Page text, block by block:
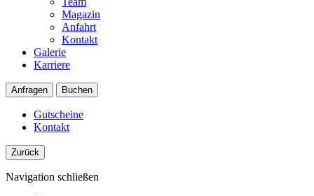
Magazin
Anfahrt
Kontakt
Galerie
Karriere
Anfragen Buchen
Gutscheine
Kontakt
Zurück
Navigation schließen